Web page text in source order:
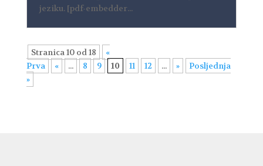
jeziku. [pdf-embedder...
Stranica 10 od 18
«
Prva
« ... 8 9 10 11 12 ... »
Posljednja
»